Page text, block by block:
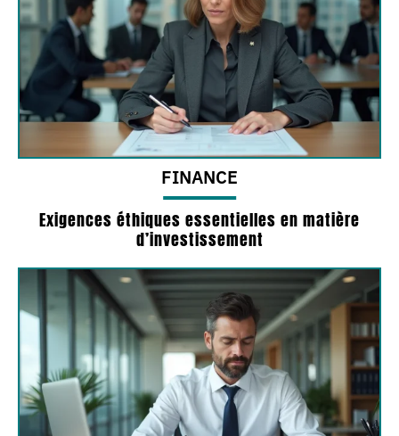
FINANCE
Exigences éthiques essentielles en matière
d’investissement